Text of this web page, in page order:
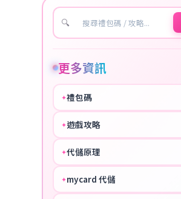
🔍
更多資訊
✦禮包碼
✦遊戲攻略
✦代儲原理
✦mycard 代儲